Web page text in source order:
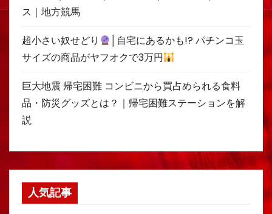
ス｜地方競馬
超小さい奴せどり
│自宅にあるかも!? パチンコ玉
サイズの商品がヤフオクで3万円
巨大地震 帰宅困難 コンビニから買占められる食料
品・防災グッズとは？｜帰宅困難ステーションを解
説
人気記事